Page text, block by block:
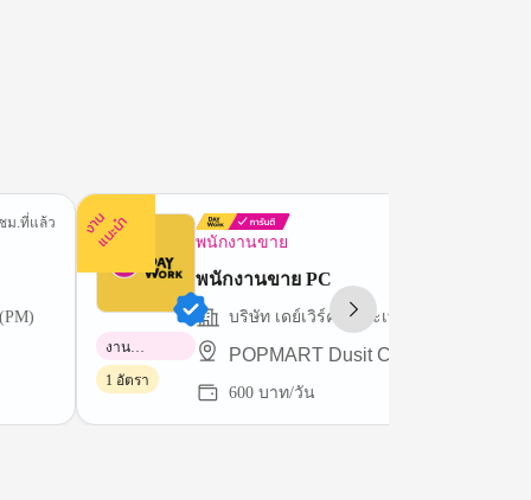
ม.ที่แล้ว
ทย ) จำกัด (PM)
ง
า
น
แ
น
ะ
นำ พนักงานขาย
พนักงานขาย PC
POPMART Dusit Central Park
600 บาท/วัน
งาน
พาร์ทไทม์
1 อัตรา